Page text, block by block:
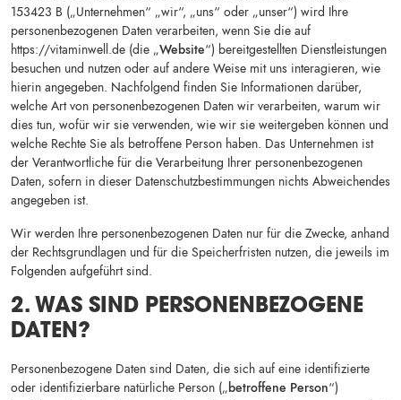
153423 B („Unternehmen“ „wir“, „uns“ oder „unser“) wird Ihre
personenbezogenen Daten verarbeiten, wenn Sie die auf
https://vitaminwell.de (die „Website“) bereitgestellten Dienstleistungen
besuchen und nutzen oder auf andere Weise mit uns interagieren, wie
hierin angegeben. Nachfolgend finden Sie Informationen darüber,
welche Art von personenbezogenen Daten wir verarbeiten, warum wir
dies tun, wofür wir sie verwenden, wie wir sie weitergeben können und
welche Rechte Sie als betroffene Person haben. Das Unternehmen ist
der Verantwortliche für die Verarbeitung Ihrer personenbezogenen
Daten, sofern in dieser Datenschutzbestimmungen nichts Abweichendes
angegeben ist.
Wir werden Ihre personenbezogenen Daten nur für die Zwecke, anhand
der Rechtsgrundlagen und für die Speicherfristen nutzen, die jeweils im
Folgenden aufgeführt sind.
2. WAS SIND PERSONENBEZOGENE
DATEN?
Personenbezogene Daten sind Daten, die sich auf eine identifizierte
oder identifizierbare natürliche Person („betroffene Person“)